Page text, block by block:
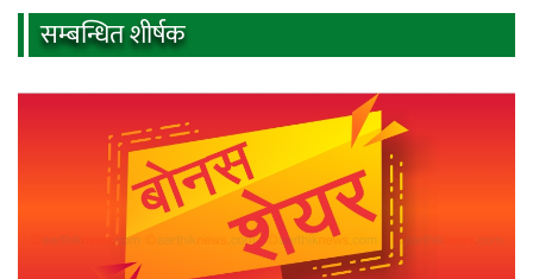
सम्बन्धित शीर्षक